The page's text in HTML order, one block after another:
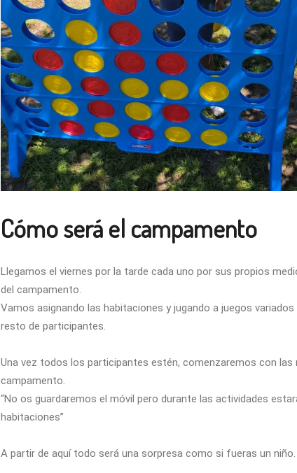
Cómo será el campamento
Llegamos el viernes por la tarde cada uno por sus propios
del campamento.
Vamos asignando las habitaciones y jugando a juegos
resto de participantes.
Una vez todos los participantes estén, comenzaremos con las
campamento.
“No os guardaremos el móvil pero durante las actividades
habitaciones”
A partir de aquí todo será una sorpresa como si fueras un niño.